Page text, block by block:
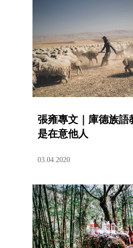
張雍專文｜庫德族語
是在意他人
03.04.2020